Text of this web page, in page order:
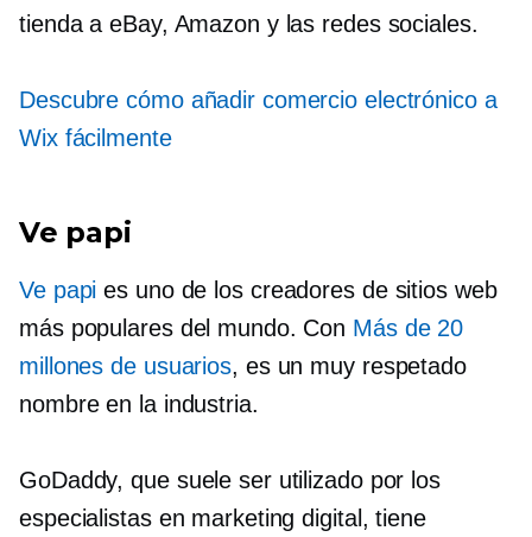
tienda a eBay, Amazon y las redes sociales.
Descubre cómo añadir comercio electrónico a
Wix fácilmente
Ve papi
Ve papi es uno de los creadores de sitios web
más populares del mundo. Con Más de 20
millones de usuarios, es un muy respetado
nombre en la industria.
GoDaddy, que suele ser utilizado por los
especialistas en marketing digital, tiene